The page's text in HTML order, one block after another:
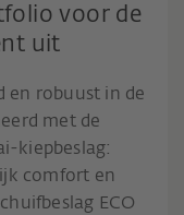
voor de
uit
en robuust in de
met de
kiepbeslag:
comfort en
ECO